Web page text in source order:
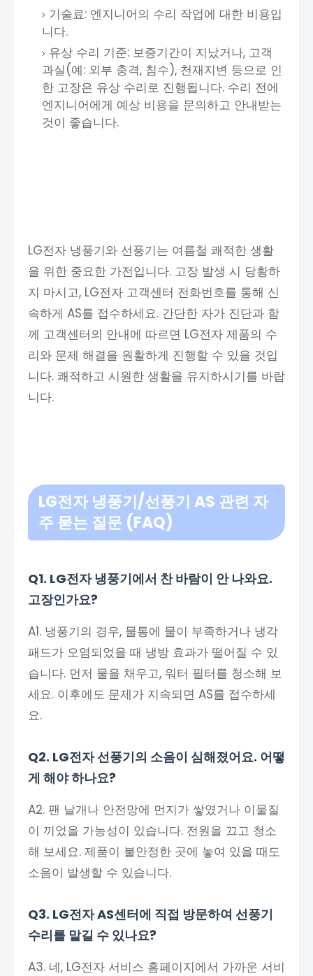
기술료: 엔지니어의 수리 작업에 대한 비용입
니다.
유상 수리 기준: 보증기간이 지났거나, 고객
과실(예: 외부 충격, 침수), 천재지변 등으로 인
한 고장은 유상 수리로 진행됩니다. 수리 전에
엔지니어에게 예상 비용을 문의하고 안내받는
것이 좋습니다.
LG전자 냉풍기와 선풍기는 여름철 쾌적한 생활
을 위한 중요한 가전입니다. 고장 발생 시 당황하
지 마시고, LG전자 고객센터 전화번호를 통해 신
속하게 AS를 접수하세요. 간단한 자가 진단과 함
께 고객센터의 안내에 따르면 LG전자 제품의 수
리와 문제 해결을 원활하게 진행할 수 있을 것입
니다. 쾌적하고 시원한 생활을 유지하시기를 바랍
니다.
LG전자 냉풍기/선풍기 AS 관련 자
주 묻는 질문 (FAQ)
Q1. LG전자 냉풍기에서 찬 바람이 안 나와요.
고장인가요?
A1. 냉풍기의 경우, 물통에 물이 부족하거나 냉각
패드가 오염되었을 때 냉방 효과가 떨어질 수 있
습니다. 먼저 물을 채우고, 워터 필터를 청소해 보
세요. 이후에도 문제가 지속되면 AS를 접수하세
요.
Q2. LG전자 선풍기의 소음이 심해졌어요. 어떻
게 해야 하나요?
A2. 팬 날개나 안전망에 먼지가 쌓였거나 이물질
이 끼었을 가능성이 있습니다. 전원을 끄고 청소
해 보세요. 제품이 불안정한 곳에 놓여 있을 때도
소음이 발생할 수 있습니다.
Q3. LG전자 AS센터에 직접 방문하여 선풍기
수리를 맡길 수 있나요?
A3. 네, LG전자 서비스 홈페이지에서 가까운 서비